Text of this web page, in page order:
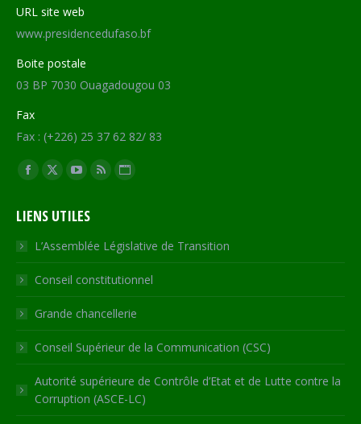
URL site web
www.presidencedufaso.bf
Boite postale
03 BP 7030 Ouagadougou 03
Fax
Fax : (+226) 25 37 62 82/ 83
Trouvez nous sur :
Facebook
opens
in
new
window
X
opens
in
new
window
YouTube
opens
in
new
window
RSS
in
new
window
Site
opens
in
new
LIENS UTILES
L’Assemblée Législative de Transition
Conseil constitutionnel
Grande chancellerie
Conseil Supérieur de la Communication (CSC)
Autorité supérieure de Contrôle d’Etat et de Lutte contre la
Corruption (ASCE-LC)